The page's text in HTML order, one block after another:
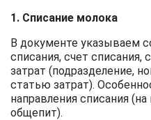
1. Списание молока
В документе указываем
списания, счет списания,
затрат (подразделение,
статью затрат).
направления списания
общепит).